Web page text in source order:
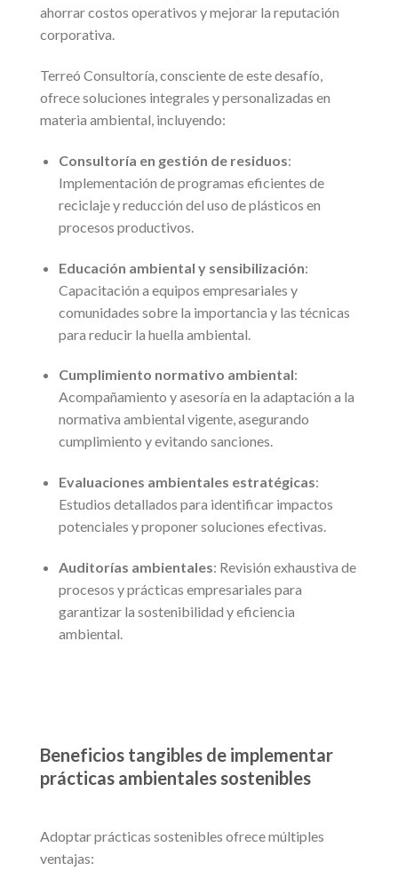
ahorrar costos operativos y mejorar la reputación
corporativa.
Terreó Consultoría, consciente de este desafío,
ofrece soluciones integrales y personalizadas en
materia ambiental, incluyendo:
Consultoría en gestión de residuos:
Implementación de programas eficientes de
reciclaje y reducción del uso de plásticos en
procesos productivos.
Educación ambiental y sensibilización:
Capacitación a equipos empresariales y
comunidades sobre la importancia y las técnicas
para reducir la huella ambiental.
Cumplimiento normativo ambiental:
Acompañamiento y asesoría en la adaptación a la
normativa ambiental vigente, asegurando
cumplimiento y evitando sanciones.
Evaluaciones ambientales estratégicas:
Estudios detallados para identificar impactos
potenciales y proponer soluciones efectivas.
Auditorías ambientales: Revisión exhaustiva de
procesos y prácticas empresariales para
garantizar la sostenibilidad y eficiencia
ambiental.
Beneficios tangibles de implementar
prácticas ambientales sostenibles
Adoptar prácticas sostenibles ofrece múltiples
ventajas: